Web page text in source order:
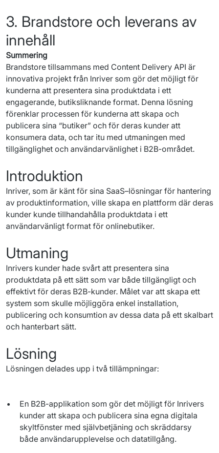
3. Brandstore och leverans av
innehåll
Summering
Brandstore tillsammans med Content Delivery API är
innovativa projekt från Inriver som gör det möjligt
kunderna att presentera sina produktdata i ett
engagerande, butiksliknande format. Denna lösning
förenklar processen för kunderna att skapa och
publicera sina “butiker” och för deras kunder att
konsumera data, och tar itu med utmaningen
tillgänglighet och användarvänlighet i B2B-området.
Introduktion
Inriver, som är känt för sina SaaS–lösningar för hantering
av produktinformation, ville skapa en plattform där deras
kunder kunde tillhandahålla produktdata i ett
användarvänligt format för onlinebutiker.
Utmaning
Inrivers kunder hade svårt att presentera sina
produktdata på ett sätt som var både tillgängligt och
effektivt för deras B2B-kunder. Målet var att skapa ett
system som skulle möjliggöra enkel
publicering och konsumtion av dessa data på ett skalbart
och hanterbart sätt.
Lösning
Lösningen delades upp i två tillämpningar:
En B2B-applikation som gör det möjligt för Inrivers
kunder att skapa och publicera sina egna digitala
skyltfönster med självbetjäning och skräddarsy
både användarupplevelse och datatillgång.